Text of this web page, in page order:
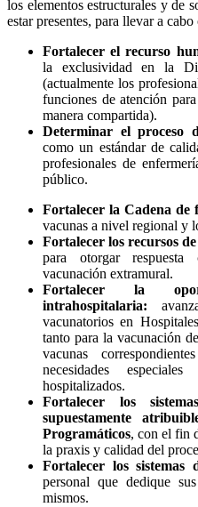
los elementos estructurales y de
estar presentes, para llevar a
Fortalecer el recurso
la exclusividad en la
(actualmente los
funciones de atención
manera compartida).
Determinar el proceso
como un estándar de
profesionales de
público.
Fortalecer la Cadena de
vacunas a nivel regional y
Fortalecer los recursos
para otorgar
vacunación extramural.
Fortalecer la
intrahospitalaria:
vacunatorios en
tanto para la vacunación
vacunas
necesidades
hospitalizados.
Fortalecer los
supuestamente
Programáticos, con el fin
la praxis y calidad del
Fortalecer los sistemas
personal que dedique
mismos.